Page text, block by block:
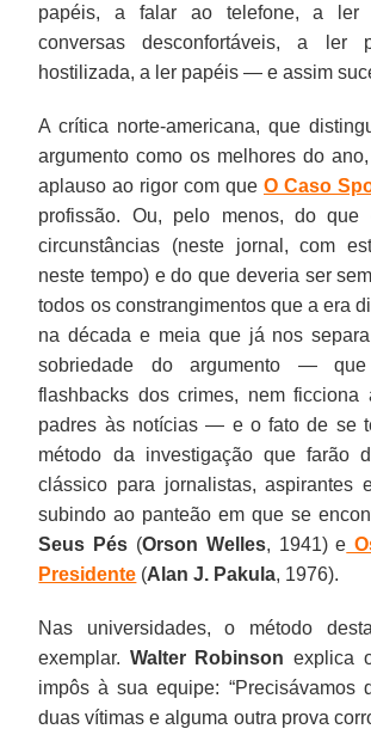
papéis, a falar ao telefone, a ler
conversas desconfortáveis, a ler
hostilizada, a ler papéis — e assim
A crítica norte-americana, que
argumento como os melhores do
aplauso ao rigor com que O Caso
profissão. Ou, pelo menos, do que
circunstâncias (neste jornal, com
neste tempo) e do que deveria ser
todos os constrangimentos que a era
na década e meia que já nos
sobriedade do argumento —
flashbacks dos crimes, nem ficciona
padres às notícias — e o fato de se
método da investigação que farão
clássico para jornalistas, aspirantes
subindo ao panteão em que se
Seus Pés (Orson Welles, 1941) e
Presidente (Alan J. Pakula, 1976).
Nas universidades, o método
exemplar. Walter Robinson explica
impôs à sua equipe: “Precisávamos
duas vítimas e alguma outra prova